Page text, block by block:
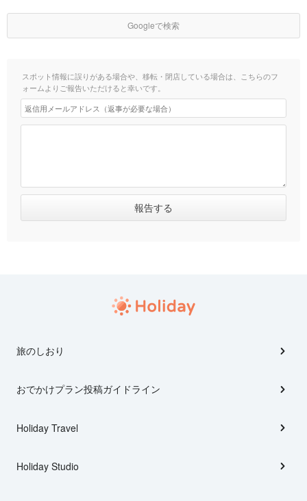
Googleで検索
スポット情報に誤りがある場合や、移転・閉店している場合は、こちらのフ
ォームよりご報告いただけると幸いです。
旅のしおり
おでかけプラン投稿ガイドライン
Holiday Travel
Holiday Studio